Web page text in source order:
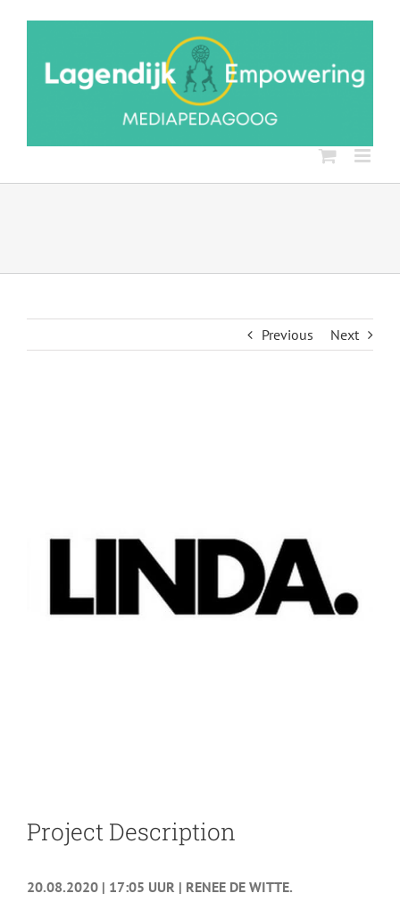
Previous Next
Project Description
20.08.2020 | 17:05 UUR | RENEE DE WITTE.